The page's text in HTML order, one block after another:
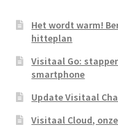
Het wordt warm!
hitteplan
Visitaal Go:
smartphone
Update Visitaal
Visitaal Cloud,